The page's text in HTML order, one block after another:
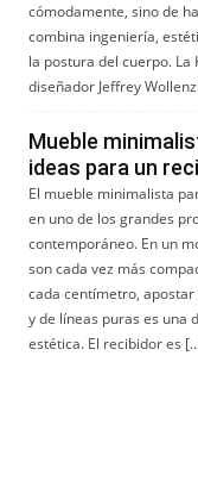
cómodamente, sino de
combina ingeniería,
la postura del cuerpo. La
diseñador Jeffrey
Mueble
ideas para un
El mueble minimalista
en uno de los grandes
contemporáneo. En un
son cada vez más
cada centímetro,
y de líneas puras es una
estética. El recibidor es